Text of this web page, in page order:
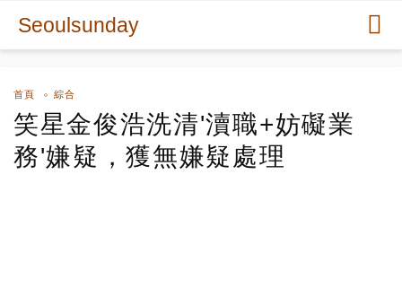
Seoulsunday
首頁 綜合
笑星金俊浩洗清'瀆職+妨礙業
務'嫌疑，獲無嫌疑處理